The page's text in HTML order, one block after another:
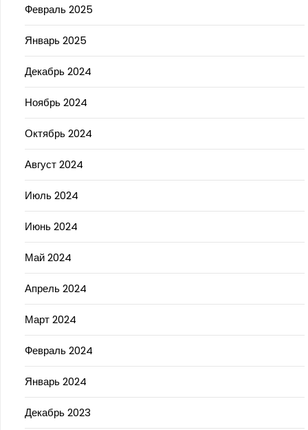
Февраль 2025
Январь 2025
Декабрь 2024
Ноябрь 2024
Октябрь 2024
Август 2024
Июль 2024
Июнь 2024
Май 2024
Апрель 2024
Март 2024
Февраль 2024
Январь 2024
Декабрь 2023